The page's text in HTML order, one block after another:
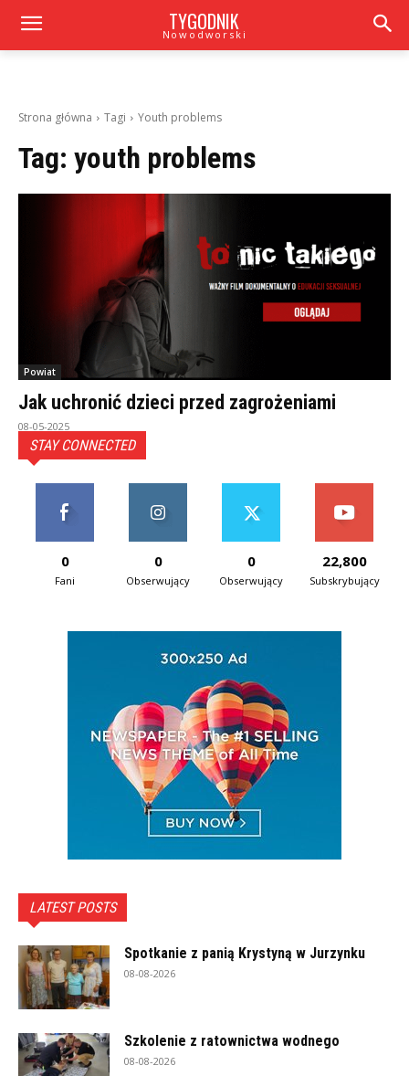
TYGODNIK
Nowodworski
Strona główna Tagi Youth problems
Tag: youth problems
Powiat
Jak uchronić dzieci przed zagrożeniami
08-05-2025
STAY CONNECTED
0
Fani
0
Obserwujący
0
Obserwujący
22,800
Subskrybujący
LATEST POSTS
Spotkanie z panią Krystyną w Jurzynku
08-08-2026
Szkolenie z ratownictwa wodnego
08-08-2026